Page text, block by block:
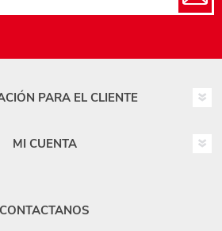
PARA EL CLIENTE
MI CUENTA
CONTACTANOS